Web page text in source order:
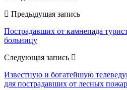
Предыдущая запись
Пострадавших от камнепада
больницу
Следующая запись
Известную и богатейшую
для пострадавших от лесных